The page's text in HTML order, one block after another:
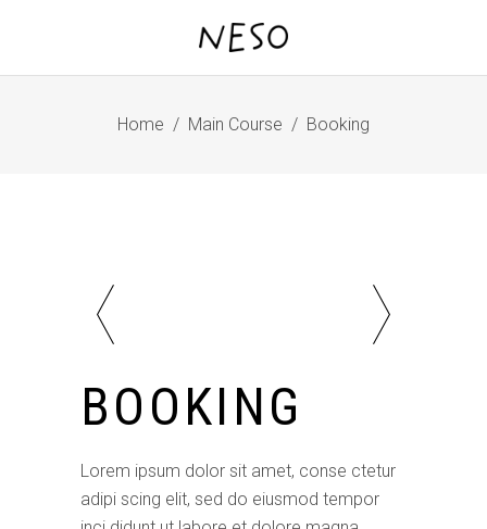
Home / Main Course / Booking
BOOKING
Lorem ipsum dolor sit amet, conse ctetur
adipi scing elit, sed do eiusmod tempor